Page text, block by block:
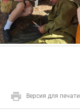
Версия для печати